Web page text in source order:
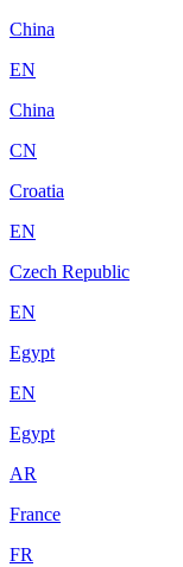
China
EN
China
CN
Croatia
EN
Czech Republic
EN
Egypt
EN
Egypt
AR
France
FR